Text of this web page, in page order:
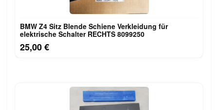
BMW Z4 Sitz Blende Schiene Verkleidung für
elektrische Schalter RECHTS 8099250
25,00 €